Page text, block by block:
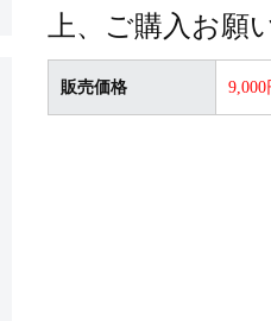
上、ご購入お願
販売価格